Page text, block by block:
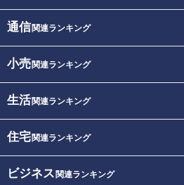
通信関連ランキング
小売関連ランキング
生活関連ランキング
住宅関連ランキング
ビジネス 関連ランキング